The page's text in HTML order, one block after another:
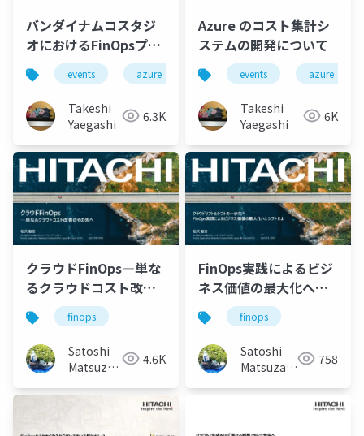
バンダイナムコスタジ
オにおけるFinOpsプラ
ットフォームエンジニ
アリングとGitHub
Copilot導入推進の取り
組み
events azure finops github-copilot
Takeshi
Yaegashi
6.3K
Azure のコスト集計シ
ステムの開発について
events azure
Takeshi
Yaegashi
6K
クラウドFinOps―単な
るクラウドコスト改善
の先へ
#Forkwell_Library
finops
Satoshi
Matsuzawa
4.6K
FinOps実践によるビジ
ネス価値の最大化へと
シフトせよ
#NEXTVMware資産
finops
Satoshi
Matsuzawa
758